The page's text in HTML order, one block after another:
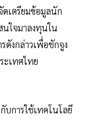
เตรียมข้อมูลนัก
ใจมาลงทุนใน
ดังกล่าวเพื่อชักจูง
ะเทศไทย
บการใช้เทคโนโลยี